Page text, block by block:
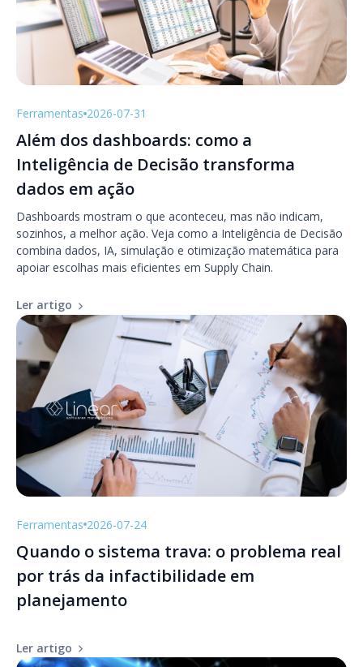
Ferramentas 2026-07-31
Além dos dashboards: como a
Inteligência de Decisão transforma
dados em ação
Dashboards mostram o que aconteceu, mas não indicam,
sozinhos, a melhor ação. Veja como a Inteligência de Decisão
combina dados, IA, simulação e otimização matemática para
apoiar escolhas mais eficientes em Supply Chain.
Ler artigo
Ferramentas 2026-07-24
Quando o sistema trava: o problema real
por trás da infactibilidade em
planejamento
Ler artigo